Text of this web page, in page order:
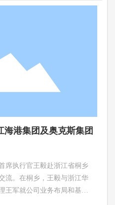
海港集团及奥克斯集团
席执行官王毅赴浙江省桐乡
流。在桐乡，王毅与浙江华
王军就公司业务布局和基金